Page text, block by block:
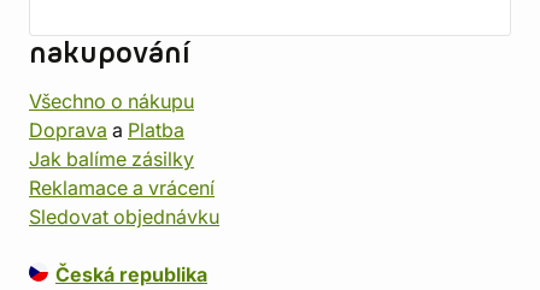
nakupování
Všechno o nákupu
Doprava a Platba
Jak balíme zásilky
Reklamace a vrácení
Sledovat objednávku
Česká republika